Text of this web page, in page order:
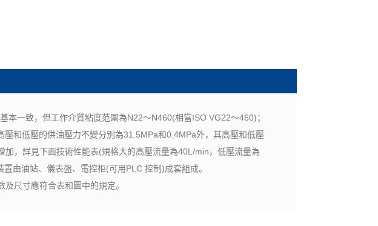
本一致，但工作介質粘度范圍為N22～N460(相當ISO VG22～460)；
壓和低壓的供油壓力不變分別為31.5MPa和0.4MPa外，其高壓和低壓
加，詳見下面技術性能表(規格大的高壓流量為40L/min，低壓流量為
由油站、儀表盤、電控柜(可用PLC 控制)成套組成。
及尺寸應符合表和圖中的規定。